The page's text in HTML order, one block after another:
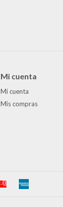
Mi cuenta
Mi cuenta
Mis compras